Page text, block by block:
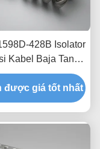
428B Isolator
Kabel Baja Tanpa
Peredam Gesekan
Oli untuk
Pengiriman
được giá tốt nhất